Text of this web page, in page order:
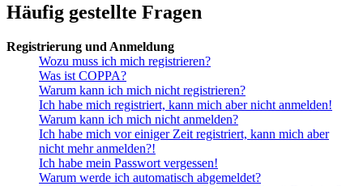
Häufig gestellte Fragen
Registrierung und Anmeldung
Wozu muss ich mich registrieren?
Was ist COPPA?
Warum kann ich mich nicht registrieren?
Ich habe mich registriert, kann mich aber nicht anmelden!
Warum kann ich mich nicht anmelden?
Ich habe mich vor einiger Zeit registriert, kann mich aber
nicht mehr anmelden?!
Ich habe mein Passwort vergessen!
Warum werde ich automatisch abgemeldet?